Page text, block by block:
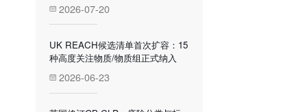
2026-07-20
UK REACH候选清单首次扩容：15
种高度关注物质/物质组正式纳入
2026-06-23